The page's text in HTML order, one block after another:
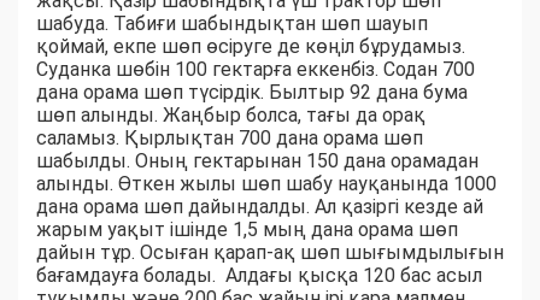
шабуда. Табиғи шабындықтан шөп шауып
қоймай, екпе шөп өсіруге де көңіл бұрудамыз.
Суданка шөбін 100 гектарға еккенбіз. Содан 700
дана орама шөп түсірдік. Былтыр 92 дана бума
шөп алынды. Жаңбыр болса, тағы да орақ
саламыз. Қырлықтан 700 дана орама шөп
шабылды. Оның гектарынан 150 дана орамадан
алынды. Өткен жылы шөп шабу науқанында 1000
дана орама шөп дайындалды. Ал қазіргі кезде ай
жарым уақыт ішінде 1,5 мың дана орама шөп
дайын тұр. Осыған қарап-ақ шөп шығымдылығын
бағамдауға болады. Алдағы қысқа 120 бас асыл